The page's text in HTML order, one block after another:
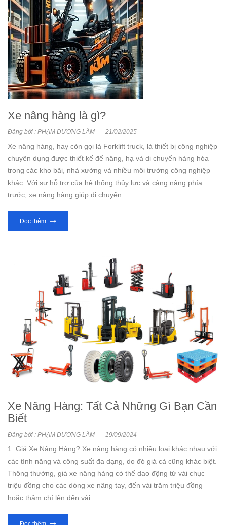
Xe nâng hàng là gì?
Đăng bởi : PHẠM DƯƠNG LÂM 21/02/2025
Xe nâng hàng, hay còn gọi là Forklift truck, là thiết bị công nghiệp
chuyên dụng được thiết kế để nâng, hạ và di chuyển hàng hóa
trong các kho bãi, nhà xưởng và nhiều môi trường công nghiệp
khác. Với sự hỗ trợ của hệ thống thủy lực và càng nâng phía
trước, xe nâng hàng giúp di chuyển...
Đọc thêm
Xe Nâng Hàng: Tất Cả Những Gì Bạn Cần
Biết
Đăng bởi : PHẠM DƯƠNG LÂM 19/09/2024
1. Giá Xe Nâng Hàng? Xe nâng hàng có nhiều loại khác nhau với
các tính năng và công suất đa dạng, do đó giá cả cũng khác biệt.
Thông thường, giá xe nâng hàng có thể dao động từ vài chục
triệu đồng cho các dòng xe nâng tay, đến vài trăm triệu đồng
hoặc thậm chí lên đến vài...